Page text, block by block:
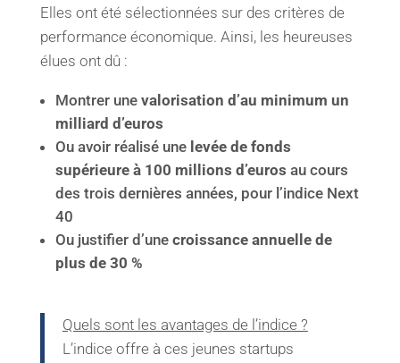
Elles ont été sélectionnées sur des critères de
performance économique. Ainsi, les heureuses
élues ont dû :
Montrer une valorisation d’au minimum un
milliard d’euros
Ou avoir réalisé une levée de fonds
supérieure à 100 millions d’euros au cours
des trois dernières années, pour l’indice Next
40
Ou justifier d’une croissance annuelle de
plus de 30 %
Quels sont les avantages de l’indice ?
L’indice offre à ces jeunes startups